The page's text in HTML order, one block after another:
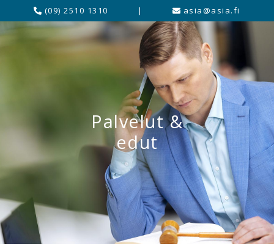
(09) 2510 1310 | asia@asia.fi
Palvelut &
edut